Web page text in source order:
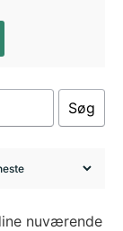
Søg
nuværende